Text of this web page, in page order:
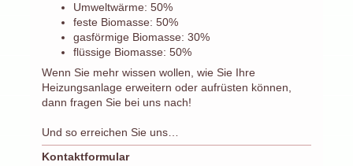
Umweltwärme: 50%
feste Biomasse: 50%
gasförmige Biomasse: 30%
flüssige Biomasse: 50%
Wenn Sie mehr wissen wollen, wie Sie Ihre
Heizungsanlage erweitern oder aufrüsten können,
dann fragen Sie bei uns nach!
Und so erreichen Sie uns…
Kontaktformular